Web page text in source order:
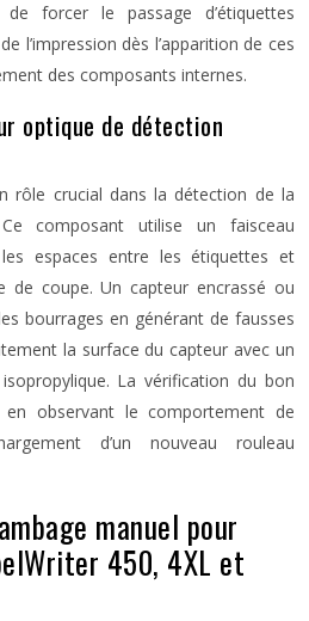
forcer le passage d’étiquettes
l’impression dès l’apparition de ces
des composants internes.
optique de détection
rôle crucial dans la détection de la
composant utilise un faisceau
espaces entre les étiquettes et
de coupe. Un capteur encrassé ou
bourrages en générant de fausses
la surface du capteur avec un
La vérification du bon
en observant le comportement de
d’un nouveau rouleau
manuel pour
450, 4XL et